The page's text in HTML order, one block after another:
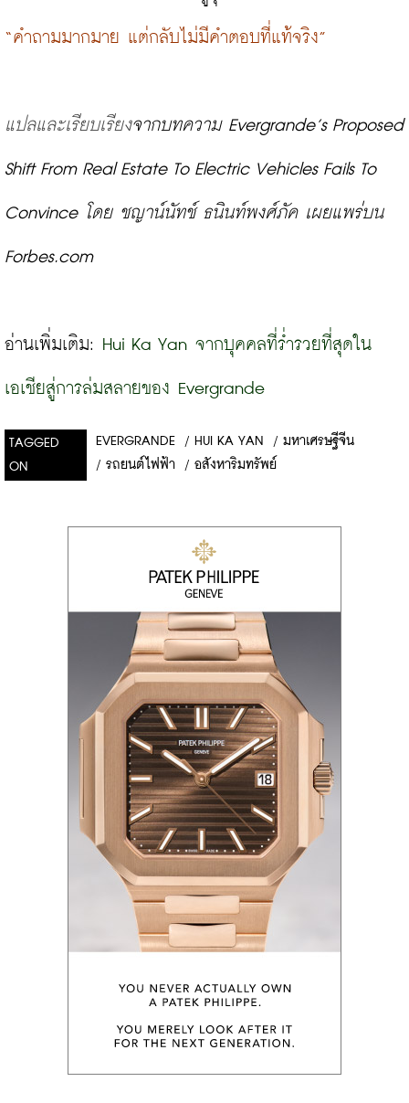
“คำถามมากมาย แต่กลับไม่มีคำตอบที่แท้จริง”
แปลและเรียบเรียงจากบทความ Evergrande’s Proposed
Shift From Real Estate To Electric Vehicles Fails To
Convince โดย ชญาน์นัทช์ ธนินท์พงศ์ภัค เผยแพร่บน
Forbes.com
อ่านเพิ่มเติม: Hui Ka Yan จากบุคคลที่ร่ำรวยที่สุดใน
เอเชียสู่การล่มสลายของ Evergrande
TAGGED
ON
EVERGRANDE / HUI KA YAN / มหาเศรษฐีจีน
/ รถยนต์ไฟฟ้า / อสังหาริมทรัพย์